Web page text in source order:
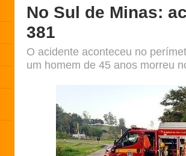
No Sul de Minas:
381
O acidente aconteceu no
um homem de 45 anos morreu